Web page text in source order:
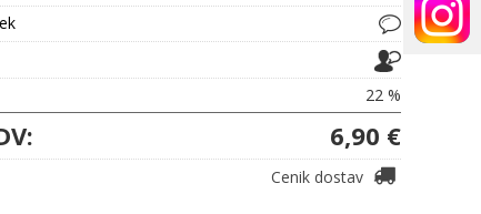
22 %
6,90 €
Cenik dostav